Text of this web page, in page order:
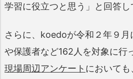
学習に役立つと思う」と回答し
さらに、koedoが令和２年９
や保護者など162人を対象に行
現場周辺アンケート において